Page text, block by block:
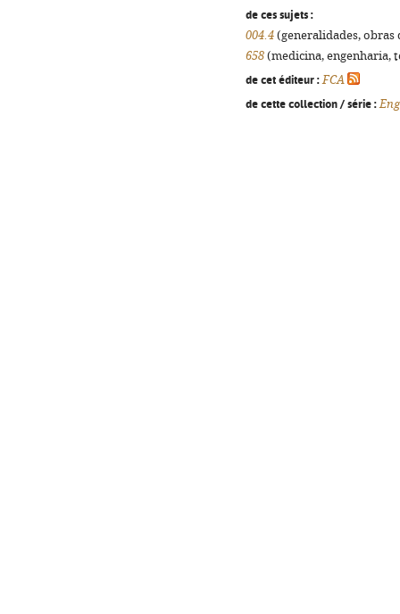
de ces sujets :
004.4 (generalidades,
658 (medicina, engenharia,
de cet éditeur : FCA
de cette collection / série :